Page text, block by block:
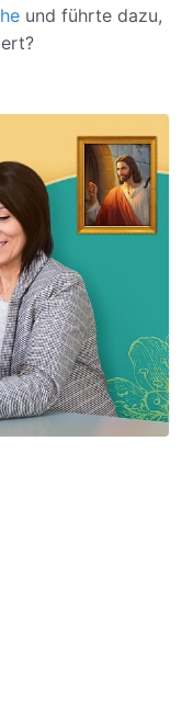
und führte dazu,